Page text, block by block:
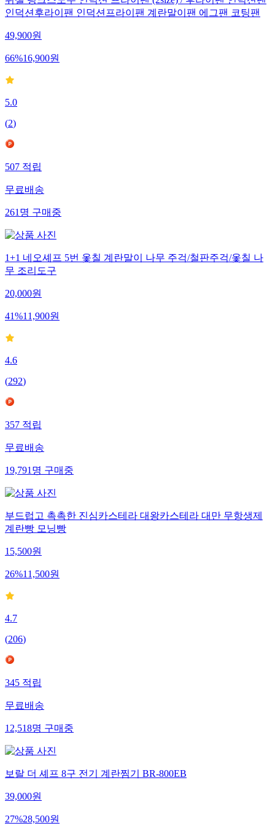
쉬젤 핑크스노우 인덕션 프라이팬 (2size) / 후라이팬 인덕션팬
인덕션후라이팬 인덕션프라이팬 계란말이팬 에그팬 코팅팬
49,900원
66%16,900원
5.0
(2)
507적립
무료배송
261명구매중
1+1 네오셰프 5번 옻칠 계란말이 나무 주걱/철판주걱/옻칠 나
무 조리도구
20,000원
41%11,900원
4.6
(292)
357적립
무료배송
19,791명구매중
부드럽고 촉촉한 진심카스테라 대왕카스테라 대만 무항생제
계란빵 모닝빵
15,500원
26%11,500원
4.7
(206)
345적립
무료배송
12,518명구매중
보랄 더 셰프 8구 전기 계란찜기 BR-800EB
39,000원
27%28,500원